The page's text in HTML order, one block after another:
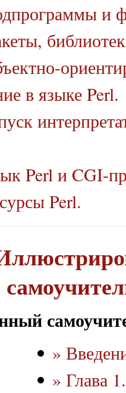
и
в языке Perl.
Perl и CGI-
Perl.
»
» Глава